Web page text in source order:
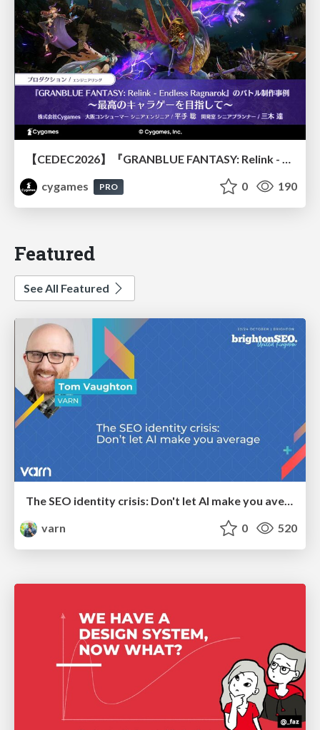
【CEDEC2026】『GRANBLUE FANTASY: Relink - Endless Ragnarok』のバトル制作事例 ～最高のキャラゲーを目指して～
cygames
PRO 0 190
Featured
See All Featured
The SEO identity crisis: Don't let AI make you average
varn
0 520